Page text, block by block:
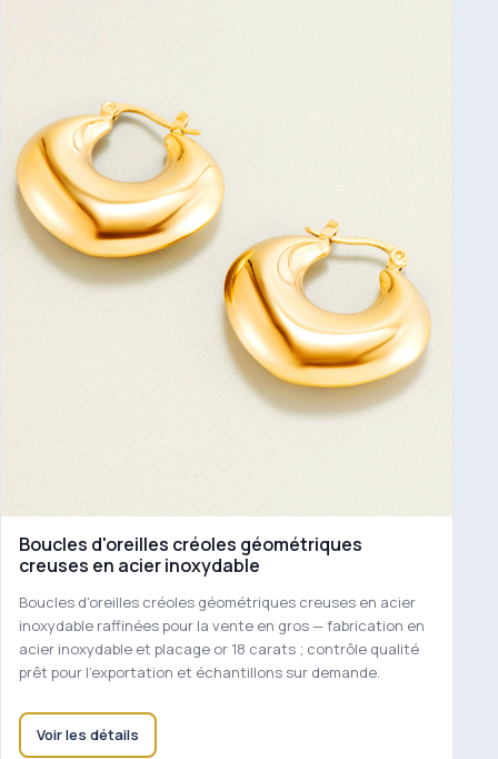
Boucles d'oreilles créoles géométriques
creuses en acier inoxydable
Boucles d'oreilles créoles géométriques creuses en acier
inoxydable raffinées pour la vente en gros — fabrication en
acier inoxydable et placage or 18 carats ; contrôle qualité
prêt pour l'exportation et échantillons sur demande.
Voir les détails